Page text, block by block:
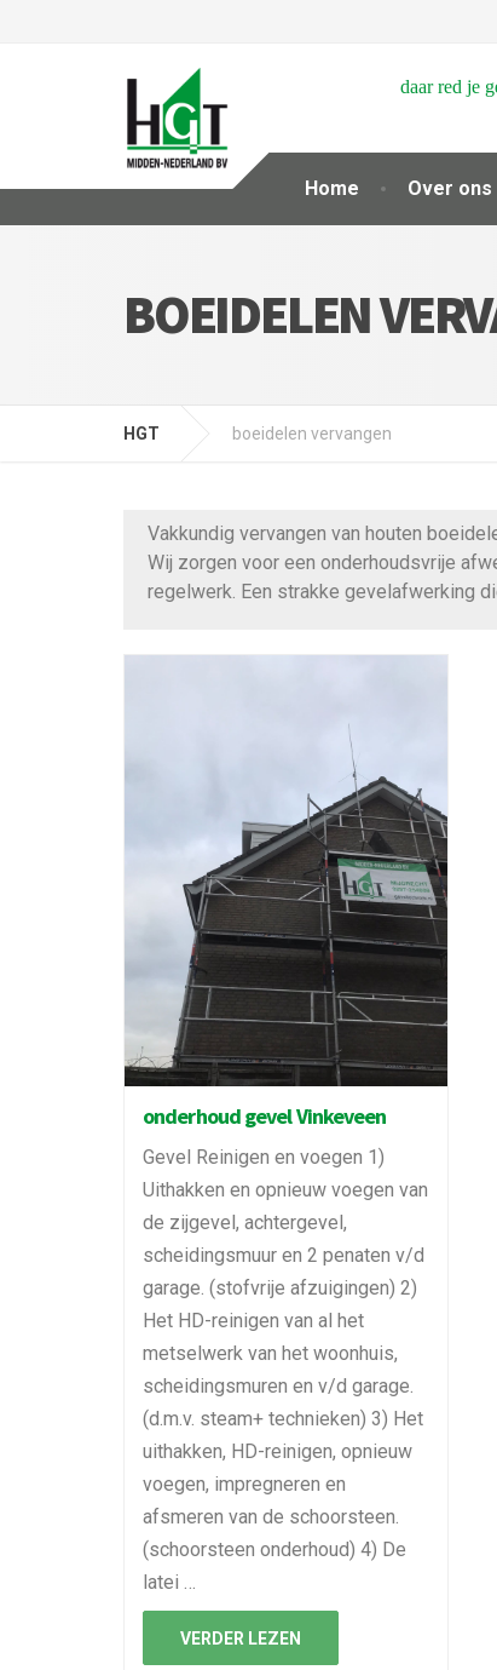
Home Over ons
daar red je
BOEIDELEN
HGT boeidelen vervangen
Vakkundig vervangen van houten
Wij zorgen voor een onderhoudsvrije
regelwerk. Een strakke gevelafwerking
onderhoud gevel Vinkeveen
Gevel Reinigen en voegen 1)
Uithakken en opnieuw voegen van
de zijgevel, achtergevel,
scheidingsmuur en 2 penaten v/d
garage. (stofvrije afzuigingen) 2)
Het HD-reinigen van al het
metselwerk van het woonhuis,
scheidingsmuren en v/d garage.
(d.m.v. steam+ technieken) 3) Het
uithakken, HD-reinigen, opnieuw
voegen, impregneren en
afsmeren van de schoorsteen.
(schoorsteen onderhoud) 4) De
latei …
VERDER LEZEN